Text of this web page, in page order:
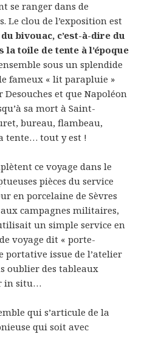
se ranger dans de
Le clou de l’exposition est
bivouac, c’est-à-dire du
la toile de tente à l’époque
sous un splendide
fameux « lit parapluie »
et que Napoléon
sa mort à Saint-
bureau, flambeau,
tente… tout y est !
ce voyage dans le
pièces du service
en porcelaine de Sèvres
campagnes militaires,
un simple service en
voyage dit « porte-
portative issue de l’atelier
oublier des tableaux
in situ…
qui s’articule de la
qui soit avec